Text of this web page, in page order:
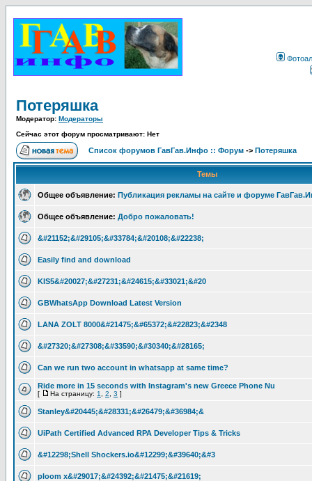
Потеряшка
Модератор: Модераторы
Сейчас этот форум просматривают: Нет
Список форумов ГавГав.Инфо :: Форум -> Потеряшка
Темы
Общее объявление: Публикация рекламы на сайте и форуме
Общее объявление: Добро пожаловать!
&#21152;&#29105;&#33784;&#20108;&#22238;
Easily find and download
KIS5&#20027;&#27231;&#24615;&#33021;&#20
GBWhatsApp Download Latest Version
LANA ZOLT 8000&#21475;&#65372;&#22823;&#2348
&#27320;&#27308;&#33590;&#30340;&#28165;
Can we run two account in whatsapp at same time?
Ride more in 15 seconds with Instagram's new Greece Phone Nu
[ На страницу: 1 2 3 ]
Stanley&#20445;&#28331;&#26479;&#36984;&
UiPath Certified Advanced RPA Developer Tips & Tricks
&#12298;Shell Shockers.io&#12299;&#39640;&#3
ploom x&#29017;&#24392;&#21475;&#21619;